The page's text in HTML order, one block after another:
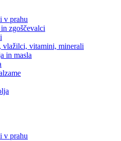
v prahu
zgoščevalci
vlažilci, vitamini, minerali
in masla
v prahu